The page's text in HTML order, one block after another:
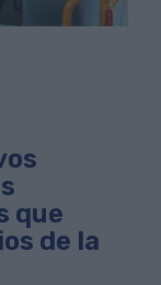
que
de la